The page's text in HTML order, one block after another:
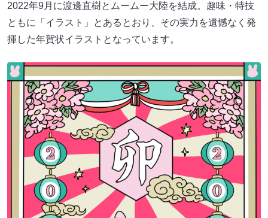
2022年9月に渡邊直樹とムームー大陸を結成。趣味・特技
ともに「イラスト」とあるとおり、その実力を遺憾なく発
揮した年賀状イラストとなっています。